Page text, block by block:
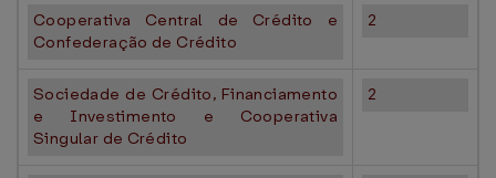
Cooperativa Central de Crédito e
Confederação de Crédito
2
Sociedade de Crédito, Financiamento
e Investimento e Cooperativa
Singular de Crédito
2